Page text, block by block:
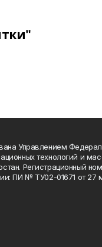
Управлением
технологий и
Регистрационный
ПИ № ТУ02-01671 от 27